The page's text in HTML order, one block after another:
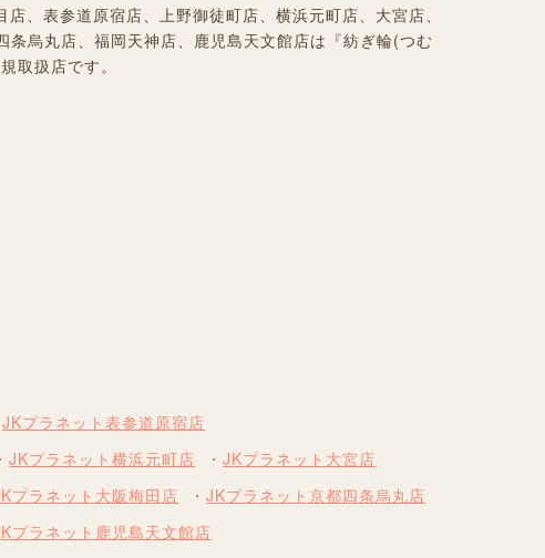
、表参道原宿店、上野御徒町店、横浜元町店、大宮店、
条烏丸店、福岡天神店、鹿児島天文館店は『紡ぎ輪(つむ
取扱店です。
JKプラネット表参道原宿店
JKプラネット横浜元町店
JKプラネット大宮店
プラネット大阪梅田店
JKプラネット京都四条烏丸店
プラネット鹿児島天文館店